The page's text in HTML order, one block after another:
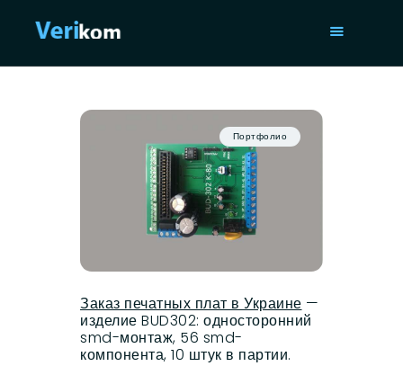
ПОРТФОЛИО
СТАТЬИ
О НАС
Портфолио
Заказ печатных плат в Украине —
изделие BUD302: односторонний
smd-монтаж, 56 smd-
компонента, 10 штук в партии.